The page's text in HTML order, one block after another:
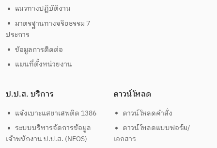
แนวทางปฏิบัติงาน
มาตรฐานทางจริยธรรม 7
ประการ
ข้อมูลการติดต่อ
แผนที่ตั้งหน่วยงาน
ป.ป.ส. บริการ
แจ้งเบาะแสยาเสพติด 1386
ระบบบริหารจัดการข้อมูล
เจ้าพนักงาน ป.ป.ส. (NEOS)
ดาวน์โหลด
ดาวน์โหลดคำสั่ง
ดาวน์โหลดแบบฟอร์ม/
เอกสาร